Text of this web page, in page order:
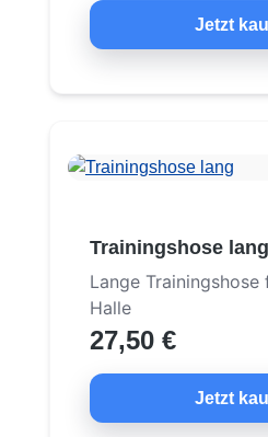
Jetzt
Trainingshose lang
Lange Trainingshose
Halle
27,50 €
Jetzt